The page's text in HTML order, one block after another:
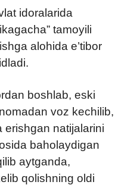
idoralarida
tamoyili
alohida e’tibor
boshlab, eski
voz kechilib,
erishgan natijalarini
baholaydigan
aytganda,
qolishning oldi